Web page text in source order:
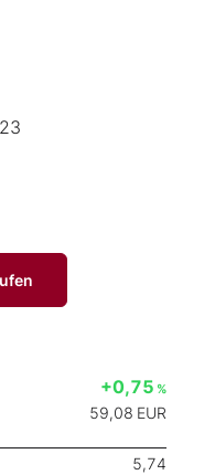
+0,75 %
59,08 EUR
5,74